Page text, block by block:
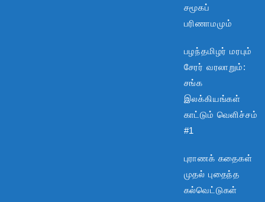
சமூகப்
பரிணாமமும்
பழந்தமிழர் மரபும்
சேரர் வரலாறும்:
சங்க
இலக்கியங்கள்
காட்டும் வெளிச்சம்
#1
புராணக் கதைகள்
முதல் புதைந்த
கல்வெட்டுகள்